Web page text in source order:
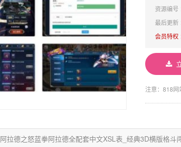
资源编号
最后更新
会员特权
注意：818网
阿拉德之怒蓝拳阿拉德全配套中文XSL表_经典3D横版格